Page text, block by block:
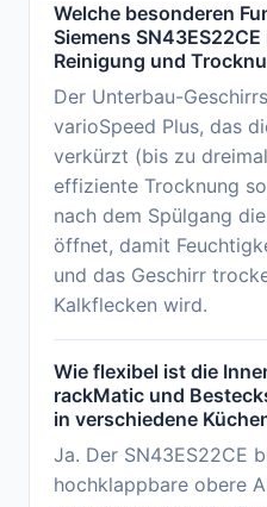
Welche besonderen
Siemens
Reinigung und
Der Unterbau-
varioSpeed Plus, das
verkürzt (bis zu
effiziente Trocknung
nach dem Spülgang
öffnet, damit
und das Geschirr
Kalkflecken wird.
Wie flexibel ist die
rackMatic und
in verschiedene
Ja. Der SN43ES22CE
hochklappbare obere